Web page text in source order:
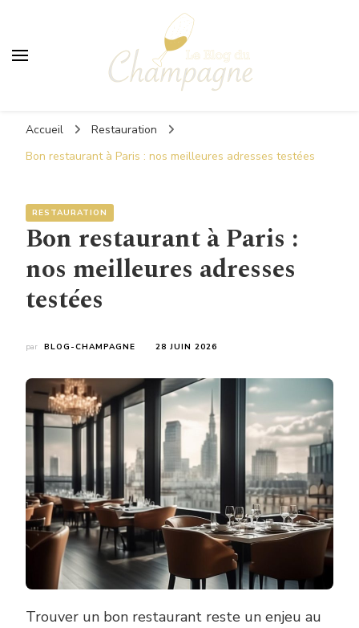
Accueil
Restauration
Bon restaurant à Paris : nos meilleures adresses testées
RESTAURATION
Bon restaurant à Paris :
nos meilleures adresses
testées
par BLOG-CHAMPAGNE 28 JUIN 2026
Trouver un bon restaurant reste un enjeu au